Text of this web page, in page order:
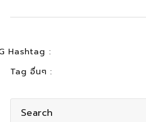
Hashtag :
Tag อื่นๆ :
Search